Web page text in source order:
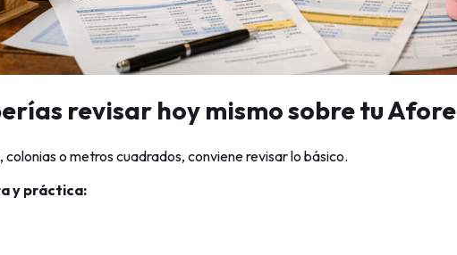
revisar hoy mismo sobre tu Afore
o metros cuadrados, conviene revisar lo básico.
y práctica: